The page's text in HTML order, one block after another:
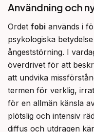
Användning och
Ordet fobi används i
psykologiska
ångeststörning. I
överdrivet för att
att undvika
termen för verklig,
för en allmän känsla
plötslig och intensiv
diffus och utdragen